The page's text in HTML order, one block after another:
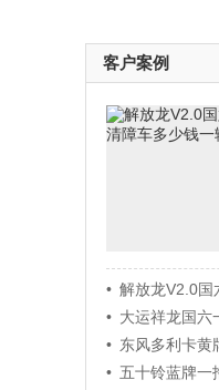
客户案例
• 解放龙V2.0国
• 大运祥龙国六
• 东风多利卡黄
• 五十铃蓝牌一